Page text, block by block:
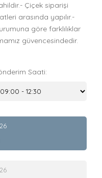
Çiçek siparişi
arasında yapılır.-
göre farklılıklar
güvencesindedir.
Saati: